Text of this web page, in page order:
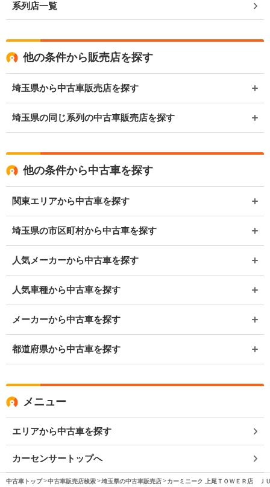
系列店一覧
他の条件から販売店を探す
埼玉県から中古車販売店を探す
埼玉県の同じ系列の中古車販売店を探す
他の条件から中古車を探す
関東エリアから中古車を探す
埼玉県の市区町村から中古車を探す
人気メーカーから中古車を探す
人気車種から中古車を探す
メーカーから中古車を探す
都道府県から中古車を探す
メニュー
エリアから中古車を探す
カーセンサートップへ
中古車トップ 中古車販売店検索 埼玉県の中古車販売店 カーミニーク 上尾ＴＯＷＥＲ店 Ｊ